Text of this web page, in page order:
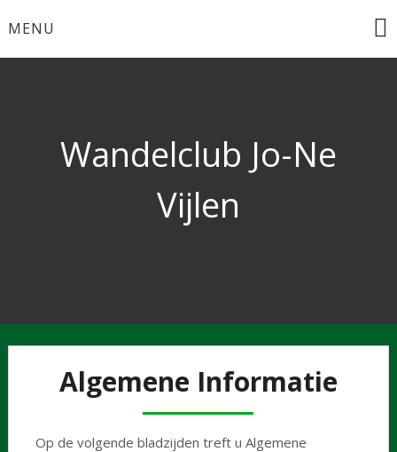
naar
MENU
Wandelclub Jo-Ne
Vijlen
Algemene Informatie
Op de volgende bladzijden treft u Algemene